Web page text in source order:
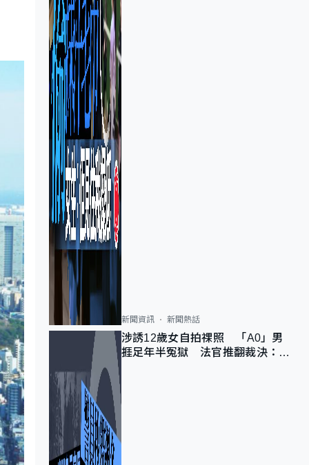
新聞資訊 新聞熱話
涉誘12歲女自拍祼照 「A0」男
捱足年半冤獄 法官推翻裁決：抄